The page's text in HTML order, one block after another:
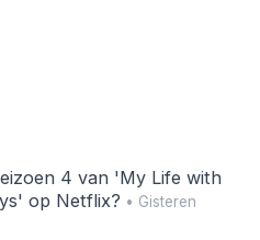
4 van 'My Life with
op Netflix? • Gisteren